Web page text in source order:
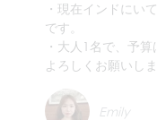
・現在インドにい
です。
・大人1名で、予算
よろしくお願いし
Emily